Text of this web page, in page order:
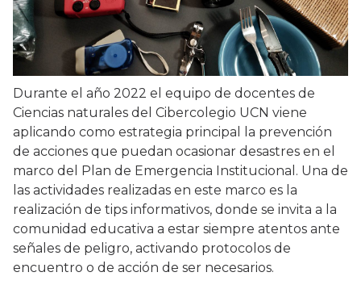
Durante el año 2022 el equipo de docentes de
Ciencias naturales del Cibercolegio UCN viene
aplicando como estrategia principal la prevención
de acciones que puedan ocasionar desastres en el
marco del Plan de Emergencia Institucional. Una de
las actividades realizadas en este marco es la
realización de tips informativos, donde se invita a la
comunidad educativa a estar siempre atentos ante
señales de peligro, activando protocolos de
encuentro o de acción de ser necesarios.